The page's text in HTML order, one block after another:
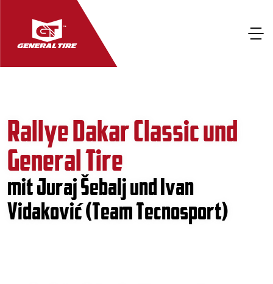
Rallye Dakar Classic und
General Tire
mit Juraj Šebalj und Ivan
Vidaković (Team Tecnosport)